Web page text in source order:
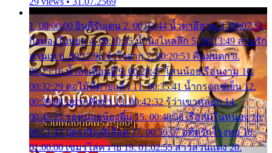
1. 00:00:00 ยินดีรับเดน 2. 00:03:44 น้ำตาอีสาน 3. 00:07:51
กิ่งทองใบหยก 4. 00:10:35 น้ำนิ่งไหลลึก 5. 00:13:49 ลานรัก
ลานเท 6. 00:17:06 จำใจจาก 7. 00:20:53 คืนฝนตก 8.
00:25:16 น้ำลงเดือนยี่ 9. 00:28:47 โสนน้อยเรือนงาม 10.
00:32:29 ตอไม้ที่ตายแล้ว 11. 00:35:41 น้ำกรดแช่เย็น 12.
00:39:08 อยากฟังซ้ำ 13. 00:42:32 รู้ว่าเขาหลอก 14.
00:45:25 รอหน่อยน้องติ๋ม 15. 00:48:56 เรือล่มในหนอง 16.
00:51:43 บัตรเชิญสีเลือด 17. 00:56:07 อดีตรักโรงทอ 18.
01:00:00 เขมรไล่ควาย 19. 01:02:55 สาวสวนแตง 20.